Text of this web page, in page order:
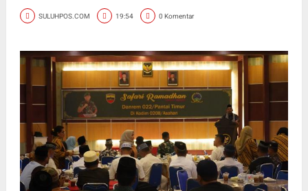
SULUHPOS.COM 19:54 0 Komentar